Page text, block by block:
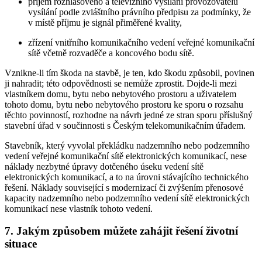
vysílání podle zvláštního právního předpisu za podmínky, že
v místě příjmu je signál přiměřené kvality,
zřízení vnitřního komunikačního vedení veřejné komunikační
sítě včetně rozvaděče a koncového bodu sítě.
Vznikne-li tím škoda na stavbě, je ten, kdo škodu způsobil, povinen
ji nahradit; této odpovědnosti se nemůže zprostit. Dojde-li mezi
vlastníkem domu, bytu nebo nebytového prostoru a uživatelem
tohoto domu, bytu nebo nebytového prostoru ke sporu o rozsahu
těchto povinností, rozhodne na návrh jedné ze stran sporu příslušný
stavební úřad v součinnosti s Českým telekomunikačním úřadem.
Stavebník, který vyvolal překládku nadzemního nebo podzemního
vedení veřejné komunikační sítě elektronických komunikací, nese
náklady nezbytné úpravy dotčeného úseku vedení sítě
elektronických komunikací, a to na úrovni stávajícího technického
řešení. Náklady související s modernizací či zvýšením přenosové
kapacity nadzemního nebo podzemního vedení sítě elektronických
komunikací nese vlastník tohoto vedení.
7. Jakým způsobem můžete zahájit řešení životní
situace